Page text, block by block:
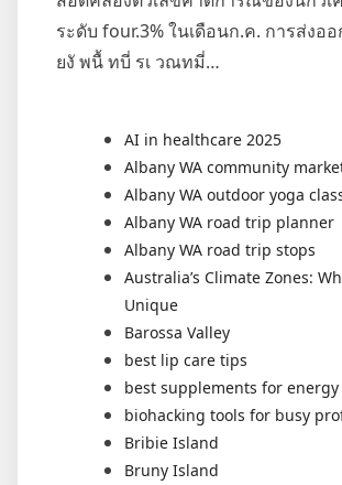
ระดับ four.3% ในเดือนก.ค. การส่งอ
ยงั พนื้ ทบี่ รเ วณทมี่…
AI in healthcare 2025
Albany WA community
Albany WA outdoor yoga
Albany WA road trip planner
Albany WA road trip stops
Australia’s Climate Zones:
Unique
Barossa Valley
best lip care tips
best supplements for energy
biohacking tools for busy
Bribie Island
Bruny Island